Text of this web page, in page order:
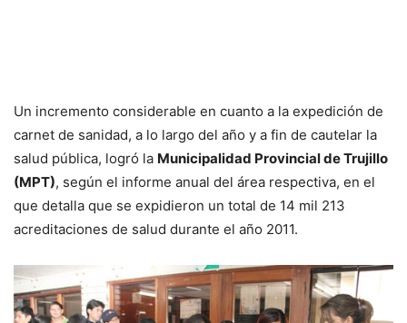
Un incremento considerable en cuanto a la expedición de
carnet de sanidad, a lo largo del año y a fin de cautelar la
salud pública, logró la Municipalidad Provincial de Trujillo
(MPT), según el informe anual del área respectiva, en el
que detalla que se expidieron un total de 14 mil 213
acreditaciones de salud durante el año 2011.